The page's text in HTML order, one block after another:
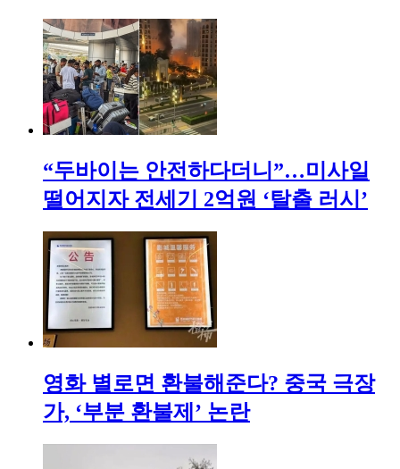
“두바이는 안전하다더니”…미사일
떨어지자 전세기 2억원 ‘탈출 러시’
영화 별로면 환불해준다? 중국 극장
가, ‘부분 환불제’ 논란